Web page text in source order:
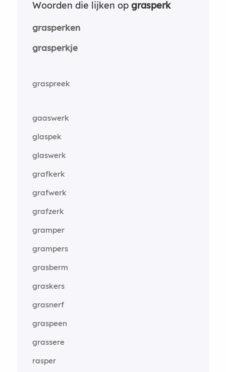
Woorden die lijken op grasperk
grasperken
grasperkje
graspreek
gaaswerk
glaspek
glaswerk
grafkerk
grafwerk
grafzerk
gramper
grampers
grasberm
graskers
grasnerf
graspeen
grassere
rasper